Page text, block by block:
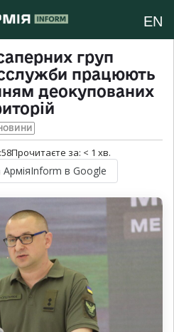
EN
груп
працюють
деокупованих
Прочитаєте за: < 1 хв.
АрміяInform в Google